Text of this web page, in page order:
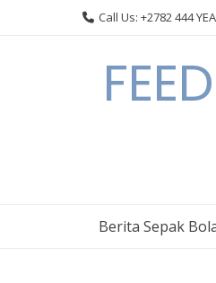
Call Us: +2782 444
Berita Sepak